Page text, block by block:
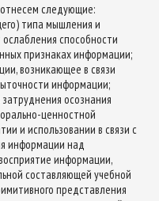
следующие:
типа мышления и
способности
признаках информации;
возникающее в связи
информации;
осознания
ценностной
и использовании в связи с
информации над
информации,
составляющей учебной
представления